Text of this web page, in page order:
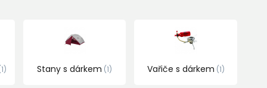
1 Stany s dárkem 1 Vařiče s dárkem 1